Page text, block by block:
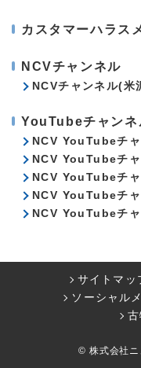
カスタマーハラス
NCVチャンネル
NCVチャンネル(米
YouTubeチャンネ
NCV YouTubeチ
NCV YouTubeチ
NCV YouTubeチ
NCV YouTubeチ
NCV YouTubeチ
サイトマッ
ソーシャル
© 株式会社